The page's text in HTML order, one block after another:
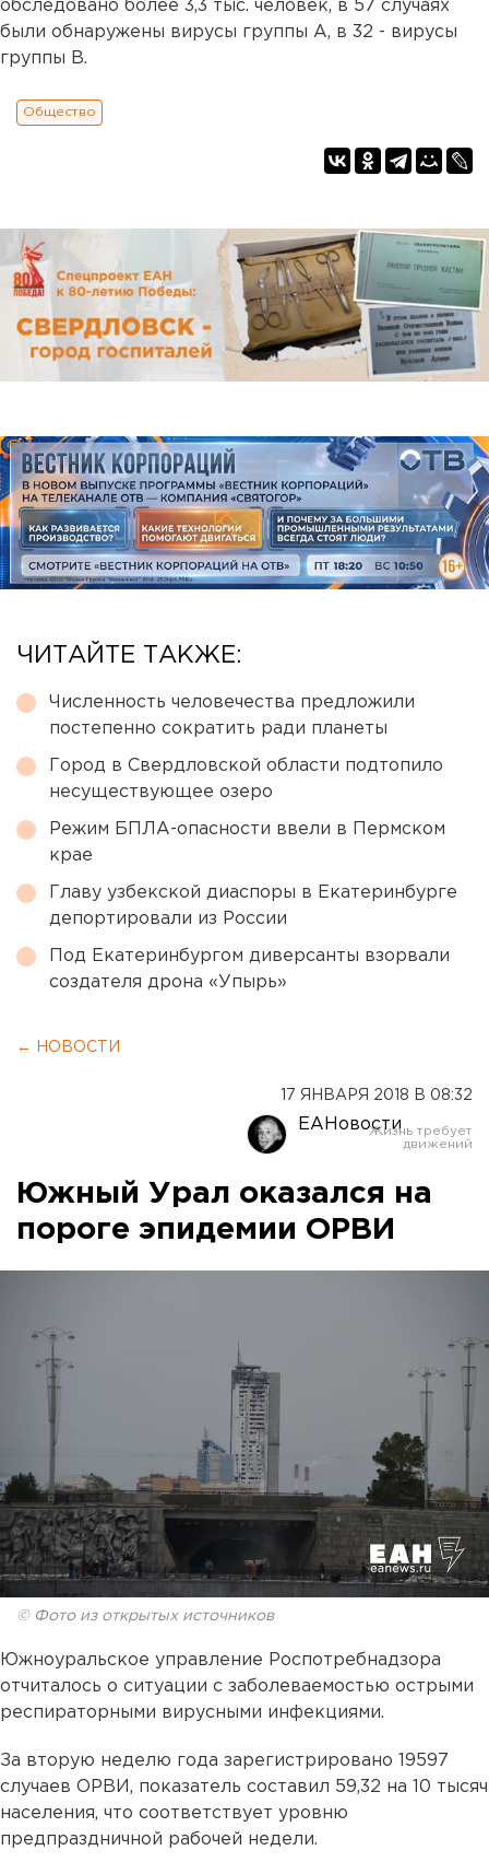
обследовано более 3,3 тыс. человек, в 57 случаях
были обнаружены вирусы группы А, в 32 - вирусы
группы В.
Общество
ЧИТАЙТЕ ТАКЖЕ:
Численность человечества предложили
постепенно сократить ради планеты
Город в Свердловской области подтопило
несуществующее озеро
Режим БПЛА-опасности ввели в Пермском
крае
Главу узбекской диаспоры в Екатеринбурге
депортировали из России
Под Екатеринбургом диверсанты взорвали
создателя дрона «Упырь»
← НОВОСТИ
17 ЯНВАРЯ 2018 В 08:32
ЕАНовости
Южный Урал оказался на
пороге эпидемии ОРВИ
© Фото из открытых источников
Южноуральское управление Роспотребнадзора
отчиталось о ситуации с заболеваемостью острыми
респираторными вирусными инфекциями.
За вторую неделю года зарегистрировано 19597
случаев ОРВИ, показатель составил 59,32 на 10 тысяч
населения, что соответствует уровню
предпраздничной рабочей недели.